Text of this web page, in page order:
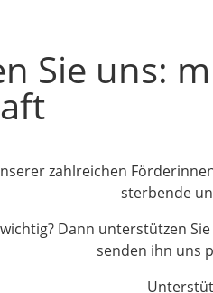
Sie uns:
zahlreichen
sterbende
Dann unterstützen
senden ihn uns